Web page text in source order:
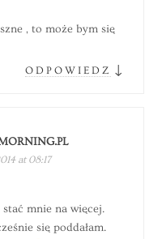
, to może bym się
ODPOWIEDZ ↓
at 08:17
mnie na więcej.
się poddałam.